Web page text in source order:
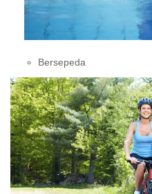
Bersepeda